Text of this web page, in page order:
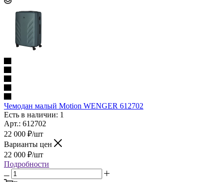
Чемодан малый Motion WENGER 612702
Есть в наличии: 1
Арт.: 612702
22 000 ₽/шт
Варианты цен
22 000 ₽/шт
Подробности